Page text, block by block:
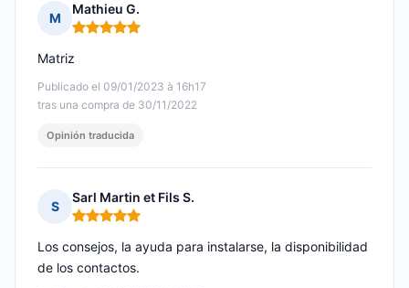
M
Mathieu G.
Nota: 5 de 5
Publicado el 09/01/2023 à 16h17
tras una compra de 30/11/2022
Matriz
Opinión traducida
S
Sarl Martin et Fils S.
Nota: 5 de 5
Los consejos, la ayuda para instalarse, la disponibilidad
de los contactos.